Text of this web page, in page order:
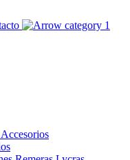
Accesorios